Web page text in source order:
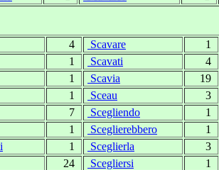
4 Scavare
1
1 Scavati
4
1 Scavia
19
1 Sceau
3
7 Scegliendo
1
1 Sceglierebbero
1
1 Sceglierla
3
24 Scegliersi
1